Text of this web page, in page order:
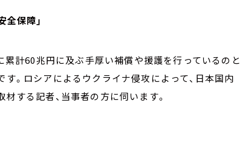
保障」
累計60兆円に及ぶ手厚い補償や援護を行っているのと
。ロシアによるウクライナ侵攻によって、日本国内
する記者、当事者の方に伺います。